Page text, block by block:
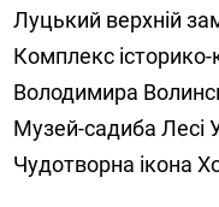
Луцький верхній
Комплекс
Володимира
Музей-садиба Лесі
Чудотворна ікона